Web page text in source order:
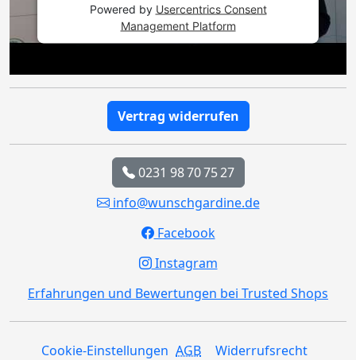
Powered by Usercentrics Consent
Management Platform
Vertrag widerrufen
0231 98 70 75 27
info@wunschgardine.de
Facebook
Instagram
Erfahrungen und Bewertungen bei Trusted Shops
Cookie-Einstellungen AGB Widerrufsrecht